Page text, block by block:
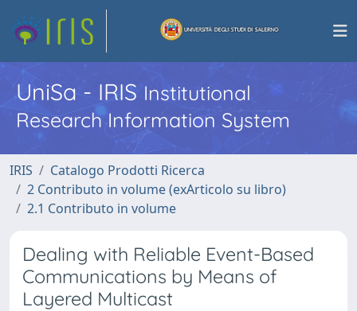
UniSa - IRISInstitutional
Research Information System
IRIS
Catalogo Prodotti Ricerca
2 Contributo in volume (exArticolo su libro)
2.1 Contributo in volume
Dealing with Reliable Event-Based
Communications by Means of
Layered Multicast